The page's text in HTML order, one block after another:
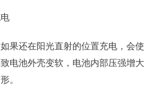
果还在阳光直射的位置充电，会使
电池外壳变软，电池内部压强增大
。